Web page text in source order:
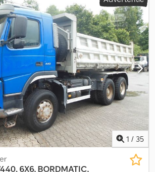
1.000 mm, Uitrusting:ABS, airconditioning,
(ESP), standkachel, Volvo FM
06/2006 Kilometerstand 484.663 km 6x6
transmissie Euro 3 Motor 440 pk
Standkachel Cruise control Differentieelslot
Trekhaak 50 mm Blad/blad vering
Bordmatic Laadoppervlak 5000 x
315/80 R22.5 Staat: 1e as 15 mm 2e as 19
Leeggewicht 14.530 kg Toegestaan
26.000 kg Toegestane treingewicht
zeer goede en goed onderhouden staat!
1 / 35
6X6, BORDMATIC,